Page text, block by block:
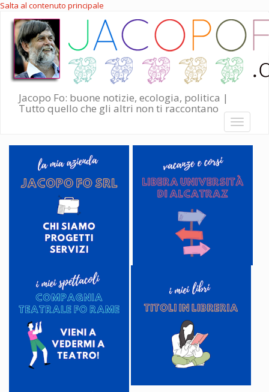
Salta al contenuto principale
Jacopo Fo: buone notizie, ecologia, politica |
Tutto quello che gli altri non ti raccontano
Toggle